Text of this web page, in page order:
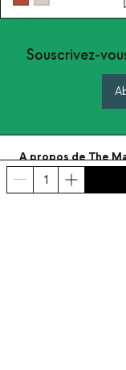
Souscrivez-
A propos de The
Catégories
Contact et aide